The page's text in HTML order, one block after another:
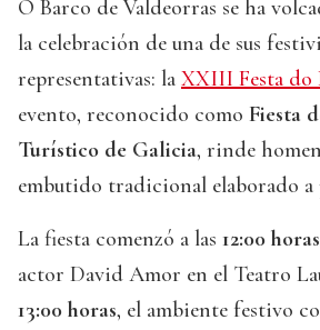
O Barco de Valdeorras se ha
la celebración de una de sus
representativas: la XXIII Festa do
evento, reconocido como Fiesta
Turístico de Galicia, rinde
embutido tradicional elaborado
La fiesta comenzó a las 12:00 horas
actor David Amor en el Teatro
13:00 horas, el ambiente festivo